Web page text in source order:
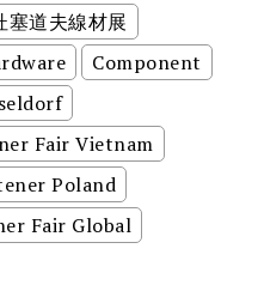
塞道夫線材展
Component
Fair Vietnam
Poland
Fair Global